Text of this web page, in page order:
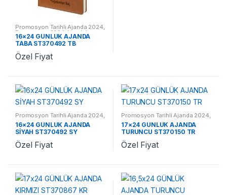
Promosyon Tarihli Ajanda 2024,
Promosyon 2024 Ajandalar
16×24 GÜNLÜK AJANDA
TABA ST370492 TB
Özel Fiyat
Promosyon Tarihli Ajanda 2024,
Promosyon 2024 Ajandalar
16×24 GÜNLÜK AJANDA
SİYAH ST370492 SY
Özel Fiyat
Promosyon Tarihli Ajanda 2024,
Promosyon 2024 Ajandalar
17×24 GÜNLÜK AJANDA
TURUNCU ST370150 TR
Özel Fiyat